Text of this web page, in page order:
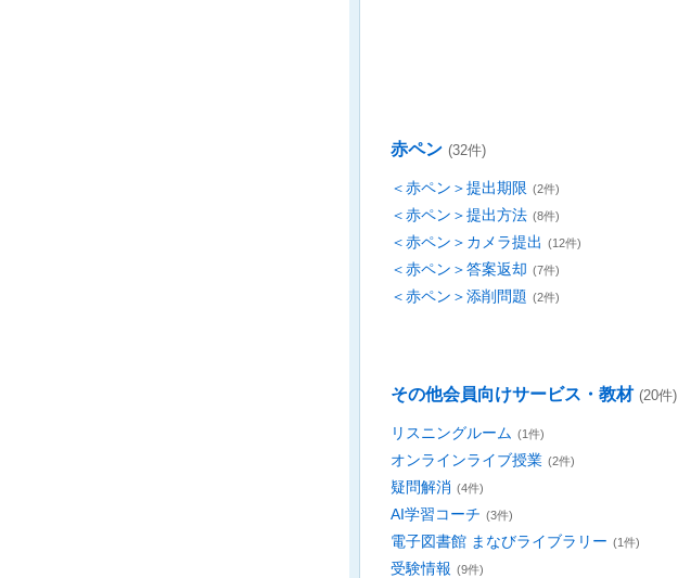
赤ペン (32件)
＜赤ペン＞提出期限 (2件)
＜赤ペン＞提出方法 (8件)
＜赤ペン＞カメラ提出 (12件)
＜赤ペン＞答案返却 (7件)
＜赤ペン＞添削問題 (2件)
その他会員向けサービス・教材 (20件)
リスニングルーム (1件)
オンラインライブ授業 (2件)
疑問解消 (4件)
AI学習コーチ (3件)
電子図書館 まなびライブラリー (1件)
受験情報 (9件)